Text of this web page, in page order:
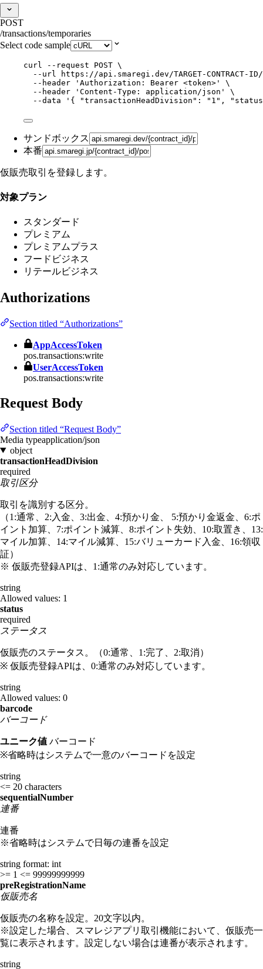
POST
/transactions/temporaries
Select code sample
curl --request POST \
--url
https://api.smaregi.dev/TARGET-
--header
' Authorization: Bearer <token> '
\
--header
' Content-Type: application/json '
\
--data
' { "transactionHeadDivision": "1",
サンドボックス
本番
仮販売取引を登録します。
対象プラン
スタンダード
プレミアム
プレミアムプラス
フードビジネス
リテールビジネス
Authorizations
Section titled “Authorizations”
AppAccessToken
pos.transactions:write
UserAccessToken
pos.transactions:write
Request Body
Section titled “Request Body”
Media typeapplication/json
object
transactionHeadDivision
required
取引区分
取引を識別する区分。
（1:通常、2:入金、3:出金、4:預かり金、 5:預かり金返金、6:ポ
イント加算、7:ポイント減算、8:ポイント失効、10:取置き、13:
マイル加算、14:マイル減算、15:バリューカード入金、16:領収
証）
※ 仮販売登録APIは、1:通常のみ対応しています。
string
Allowed values: 1
status
required
ステータス
仮販売のステータス。（0:通常、1:完了、2:取消）
※ 仮販売登録APIは、0:通常のみ対応しています。
string
Allowed values: 0
barcode
バーコード
ユニーク値 バーコード
※省略時はシステムで一意のバーコードを設定
string
<= 20 characters
sequentialNumber
連番
連番
※省略時はシステムで日毎の連番を設定
string format: int
>= 1 <= 99999999999
preRegistrationName
仮販売名
仮販売の名称を設定。20文字以内。
※設定した場合、スマレジアプリ取引機能において、仮販売一
覧に表示されます。設定しない場合は連番が表示されます。
string